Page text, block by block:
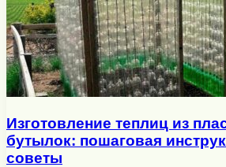
Изготовление теплиц из
бутылок: пошаговая
советы